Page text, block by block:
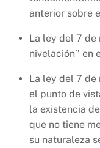
anterior sobre
La ley del 7 de
nivelación’’
La ley del 7 de
el punto de
la existencia
que no tiene
su naturaleza